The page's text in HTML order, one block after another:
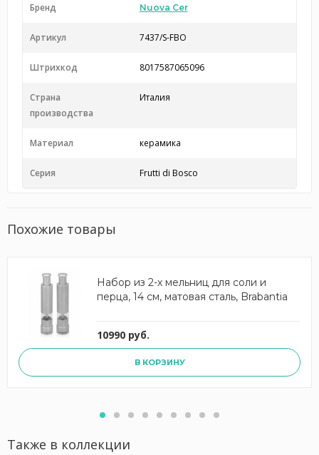
Бренд Nuova Cer
Артикул 7437/S-FBO
Штрихкод 8017587065096
Страна
производства
Италия
Материал керамика
Серия Frutti di Bosco
Похожие товары
Набор из 2-х мельниц для соли и
перца, 14 см, матовая сталь, Brabantia
10990 руб.
В КОРЗИНУ
Также в коллекции